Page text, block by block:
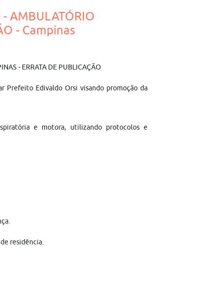
- AMBULATÓRIO
- Campinas
- ERRATA DE PUBLICAÇÃO
Prefeito Edivaldo Orsi visando promoção da
e motora, utilizando protocolos e
residência.